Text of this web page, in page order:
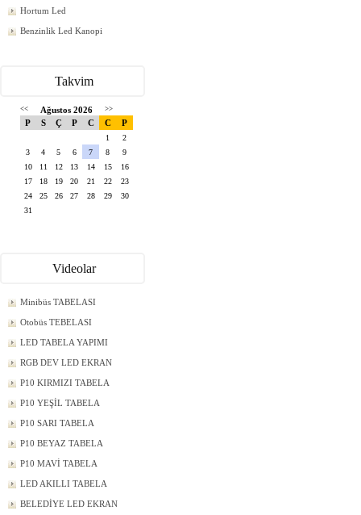
Hortum Led
Benzinlik Led Kanopi
Takvim
<< Ağustos 2026 >>
P S Ç P C C P
1
2
3
4 5 6 7 8
9
10
11 12 13 14 15
16
17
18 19 20 21 22
23
24
25 26 27 28 29
30
31
Videolar
Minibüs TABELASI
Otobüs TEBELASI
LED TABELA YAPIMI
RGB DEV LED EKRAN
P10 KIRMIZI TABELA
P10 YEŞİL TABELA
P10 SARI TABELA
P10 BEYAZ TABELA
P10 MAVİ TABELA
LED AKILLI TABELA
BELEDİYE LED EKRAN